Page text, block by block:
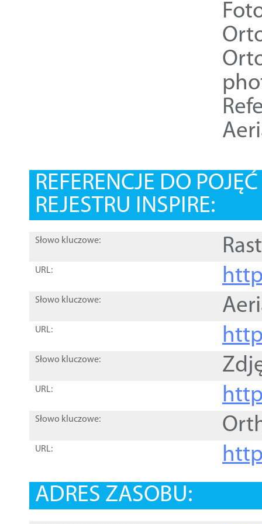
REFERENCJE DO
REJESTRU INSPIRE:
Słowo kluczowe:
URL:
Słowo kluczowe:
URL:
Słowo kluczowe:
URL:
Słowo kluczowe:
URL:
ADRES ZASOBU: